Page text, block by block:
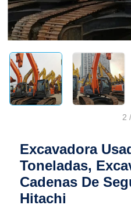
2 /
Excavadora
Toneladas,
Cadenas De
Hitachi